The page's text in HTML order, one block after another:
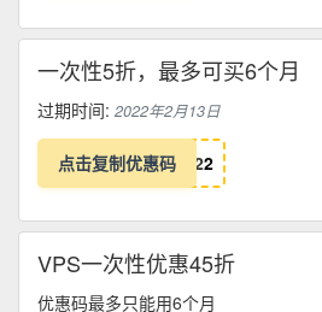
一次性5折，最多可买6个月
过期时间: 2022年2月13日
点击复制优惠码 22
VPS一次性优惠45折
优惠码最多只能用6个月